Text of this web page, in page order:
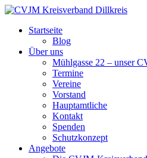
Startseite
Blog
Über uns
Mühlgasse 22 – unser
Termine
Vereine
Vorstand
Hauptamtliche
Kontakt
Spenden
Schutzkonzept
Angebote